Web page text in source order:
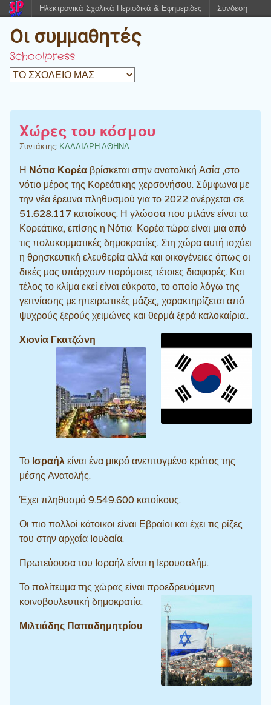
Οι συμμαθητές
Schoolpress
Χώρες του κόσμου
Συντάκτης: ΚΑΛΛΙΑΡΗ ΑΘΗΝΑ
Η Νότια Κορέα βρίσκεται στην ανατολική Ασία ,στο
νότιο μέρος της Κορεάτικης χερσονήσου. Σύμφωνα με
την νέα έρευνα πληθυσμού για το 2022 ανέρχεται σε
51.628.117 κατοίκους. Η γλώσσα που μιλάνε είναι τα
Κορεάτικα, επίσης η Νότια Κορέα τώρα είναι μια από
τις πολυκομματικές δημοκρατίες. Στη χώρα αυτή ισχύει
η θρησκευτική ελευθερία αλλά και οικογένειες όπως οι
δικές μας υπάρχουν παρόμοιες τέτοιες διαφορές. Και
τέλος το κλίμα εκεί είναι εύκρατο, το οποίο λόγω της
γειτνίασης με ηπειρωτικές μάζες, χαρακτηρίζεται από
ψυχρούς ξερούς χειμώνες και θερμά ξερά καλοκαίρια..
Χιονία Γκατζώνη
Το Ισραήλείναι ένα μικρό ανεπτυγμένο κράτος της
μέσης Ανατολής.
Έχει πληθυσμό 9.549.600 κατοίκους.
Οι πιο πολλοί κάτοικοι είναι Εβραίοι και έχει τις ρίζες
του στην αρχαία Ιουδαία.
Πρωτεύουσα του Ισραήλ είναι η Ιερουσαλήμ.
Το πολίτευμα της χώρας είναι προεδρευόμενη
κοινοβουλευτική δημοκρατία.
Μιλτιάδης Παπαδημητρίου
Ηλεκτρονικά Σχολικά Περιοδικά & Εφημερίδες Σύνδεση